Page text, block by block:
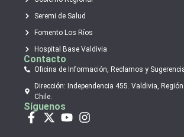
Seremi de Salud
Fomento Los Ríos
Hospital Base Valdivia
Contacto
Oficina de Información, Reclamos y
Dirección: Independencia 455. Valdivia, Región
Chile.
Síguenos